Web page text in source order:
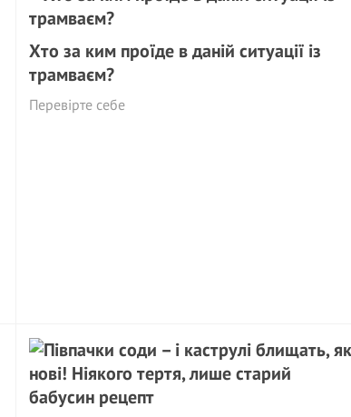
Хто за ким проїде в даній ситуації із
трамваєм?
Перевірте себе